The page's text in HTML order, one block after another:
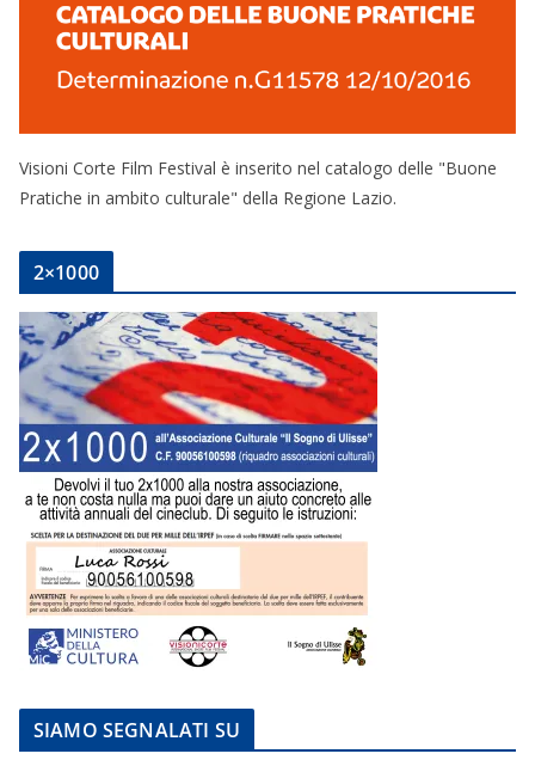
Visioni Corte Film Festival è inserito nel catalogo delle "Buone
Pratiche in ambito culturale" della Regione Lazio.
2×1000
SIAMO SEGNALATI SU